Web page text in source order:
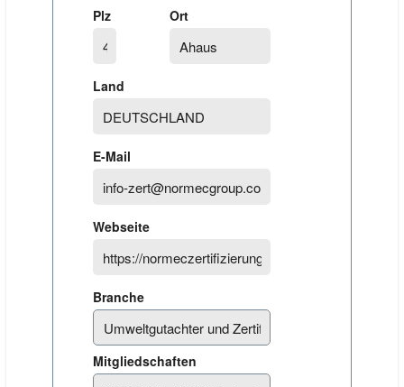
Plz Ort
Land
E-Mail
Webseite
Branche
Mitgliedschaften